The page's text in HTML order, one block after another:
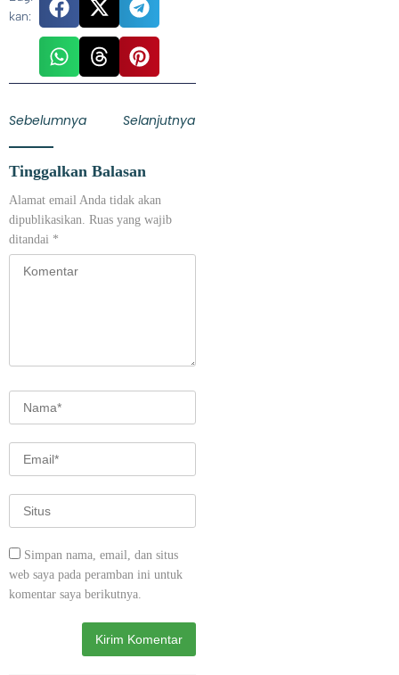
Kurangi Beban Sampah di TPA Jatiwaringin, Pemkab Tangerang
kan:
Sebelumnya Selanjutnya
Tinggalkan Balasan
Alamat email Anda tidak akan
dipublikasikan. Ruas yang wajib
ditandai *
Simpan nama, email, dan situs
web saya pada peramban ini untuk
komentar saya berikutnya.